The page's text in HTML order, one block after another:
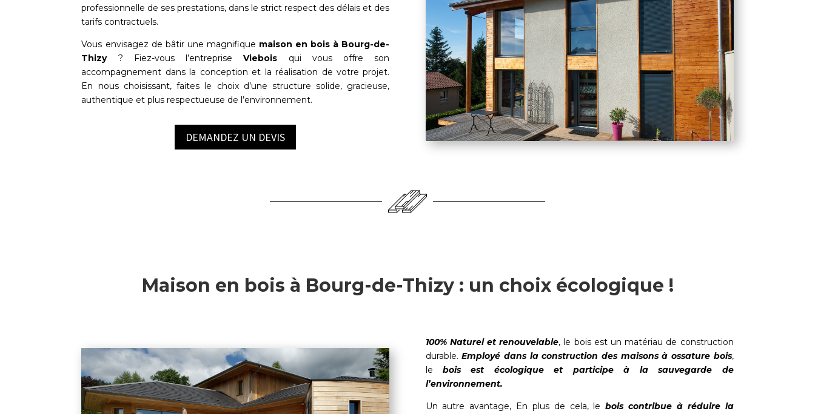
professionnelle de ses prestations, dans le strict respect des délais et des
tarifs contractuels.
Vous envisagez de bâtir une magnifique maison en bois à Bourg-de-
Thizy? Fiez-vous l’entrepriseViebois qui vous offre son
accompagnement dans la conception et la réalisation de votre projet.
En nous choisissant, faites le choix d’une structure solide, gracieuse,
authentique et plus respectueuse de l’environnement.
DEMANDEZ UN DEVIS
Maison en bois à Bourg-de-Thizy : un choix écologique !
100% Naturel et renouvelable, le bois est un matériau de construction
durable.Employé dans la construction des maisons à ossature bois,
le bois est écologique et participe à la sauvegarde de
l’environnement.
Un autre avantage, En plus de cela, lebois contribue à réduire la